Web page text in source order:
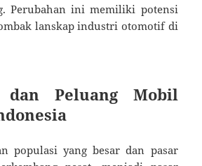
Perubahan ini memiliki potensi
lanskap industri otomotif di
dan Peluang Mobil
populasi yang besar dan pasar